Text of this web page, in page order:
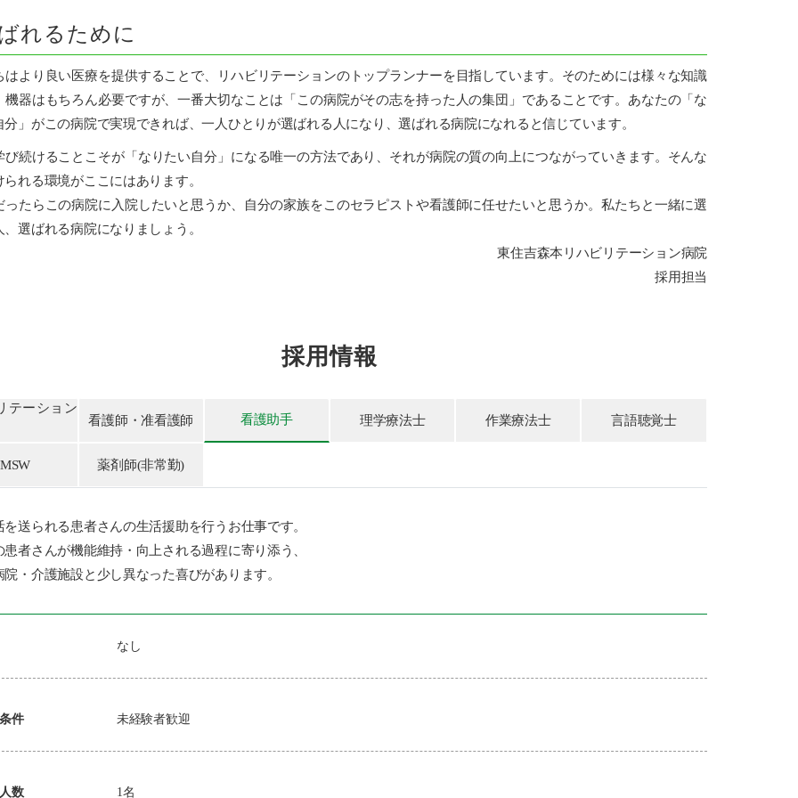
ョ
ン
院
れるために
より良い医療を提供することで、リハビリテーションのトップランナーを目指しています。そのためには様々な知識
機器はもちろん必要ですが、一番大切なことは「この病院がその志を持った人の集団」であることです。あなたの「な
分」がこの病院で実現できれば、一人ひとりが選ばれる人になり、選ばれる病院になれると信じています。
続けることこそが「なりたい自分」になる唯一の方法であり、それが病院の質の向上につながっていきます。そんな
られる環境がここにはあります。
たらこの病院に入院したいと思うか、自分の家族をこのセラピストや看護師に任せたいと思うか。私たちと一緒に選
、選ばれる病院になりましょう。
東住吉森本リハビリテーション病院
採用担当
採用情報
テーション
看護師・准看護師
看護助手 理学療法士 作業療法士 言語聴覚士
MSW 薬剤師(非常勤)
を送られる患者さんの生活援助を行うお仕事です。
患者さんが機能維持・向上される過程に寄り添う、
院・介護施設と少し異なった喜びがあります。
なし
件 未経験者歓迎
数 1名